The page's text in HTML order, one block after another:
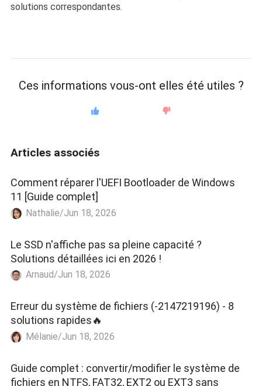
solutions correspondantes.
Ces informations vous-ont elles été utiles ?
Articles associés
Comment réparer l'UEFI Bootloader de Windows
11 [Guide complet]
Nathalie/Jun 18, 2026
Le SSD n'affiche pas sa pleine capacité ?
Solutions détaillées ici en 2026 !
Arnaud/Jun 18, 2026
Erreur du système de fichiers (-2147219196) - 8
solutions rapides🔥
Mélanie/Jun 18, 2026
Guide complet : convertir/modifier le système de
fichiers en NTFS, FAT32, EXT2 ou EXT3 sans